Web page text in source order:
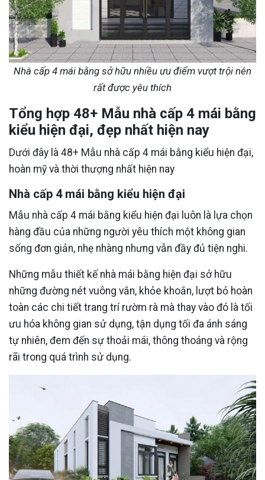
Nhà cấp 4 mái bằng sở hữu nhiều ưu điểm vượt trội nên
rất được yêu thích
Tổng hợp 48+ Mẫu nhà cấp 4 mái bằng
kiểu hiện đại, đẹp nhất hiện nay
Dưới đây là 48+ Mẫu nhà cấp 4 mái bằng kiểu hiện đại,
hoàn mỹ và thời thượng nhất hiện nay
Nhà cấp 4 mái bằng kiểu hiện đại
Mẫu nhà cấp 4 mái bằng kiểu hiện đại luôn là lựa chọn
hàng đầu của những người yêu thích một không gian
sống đơn giản, nhẹ nhàng nhưng vẫn đầy đủ tiện nghi.
Những mẫu thiết kế nhà mái bằng hiện đại sở hữu
những đường nét vuông vắn, khỏe khoắn, lượt bỏ hoàn
toàn các chi tiết trang trí rườm rà mà thay vào đó là tối
ưu hóa không gian sử dụng, tận dụng tối đa ánh sáng
tự nhiên, đem đến sự thoải mái, thông thoáng và rộng
rãi trong quá trình sử dụng.